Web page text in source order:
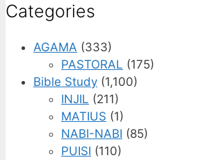
Categories
AGAMA (333)
PASTORAL (175)
Bible Study (1,100)
INJIL (211)
MATIUS (1)
NABI-NABI (85)
PUISI (110)